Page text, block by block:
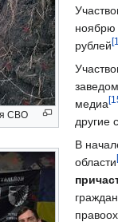
СВО
ноябрю
рублей
медиа
другие
В
области